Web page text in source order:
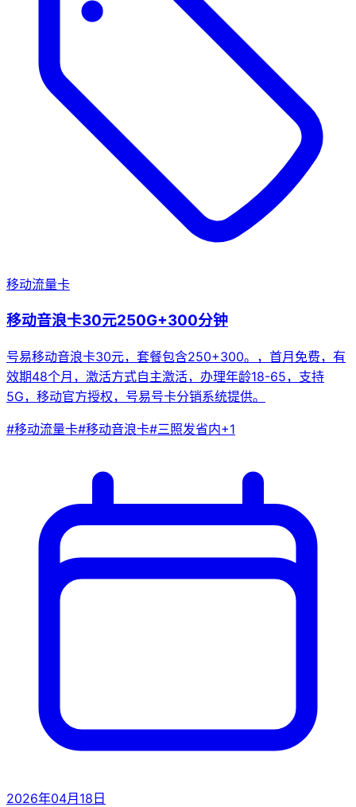
移动流量卡
移动音浪卡30元250G+300分钟
号易移动音浪卡30元，套餐包含250+300。，首月免费，有
效期48个月，激活方式自主激活，办理年龄18-65，支持
5G，移动官方授权，号易号卡分销系统提供。
#移动流量卡#移动音浪卡#三照发省内+1
2026年04月18日